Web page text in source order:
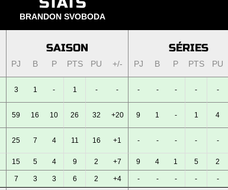
BRANDON SVOBODA
SAISON SÉRIES
PJ B P PTS PU +/- PJ B P PTS PU
3 1 - 1 - - - - - - -
59 16 10 26 32 +20 9 1 - 1 4
25 7 4 11 16 +1 - - - - -
15 5 4 9 2 +7 9 4 1 5 2
7 3 3 6 2 +4 - - - - -